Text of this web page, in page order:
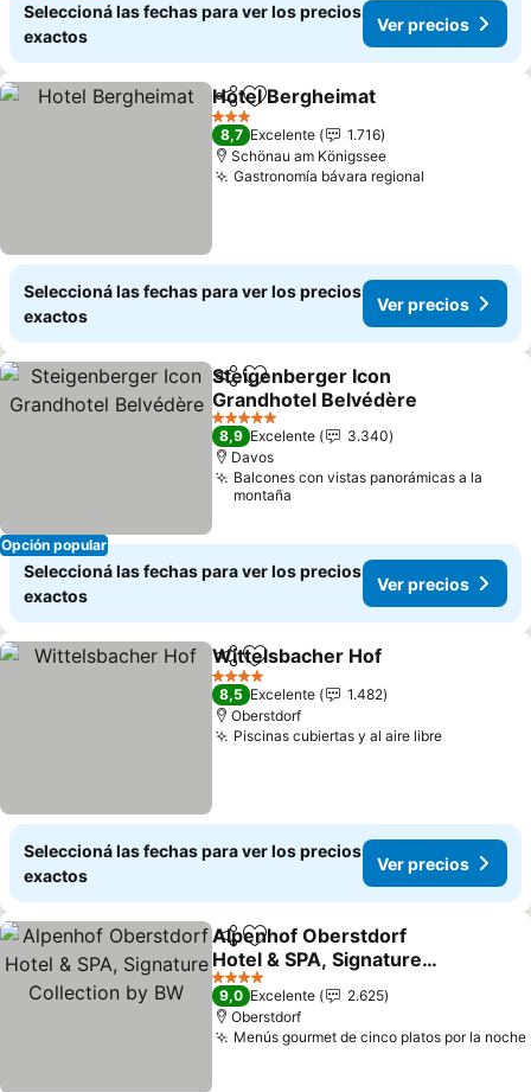
Seleccioná las fechas para ver los precios
exactos
Ver precios
CompartirAñadir a favoritos
Hotel Bergheimat
3 Estrellas
8,7 Excelente
1.716
Schönau am Königssee
Gastronomía bávara regional
Seleccioná las fechas para ver los precios
exactos
Ver precios
Opción popular
CompartirAñadir a favoritos
Steigenberger Icon
Grandhotel Belvédère
5 Estrellas
8,9 Excelente
3.340
Davos
Balcones con vistas panorámicas a la
montaña
Seleccioná las fechas para ver los precios
exactos
Ver precios
CompartirAñadir a favoritos
Wittelsbacher Hof
4 Estrellas
8,5 Excelente
1.482
Oberstdorf
Piscinas cubiertas y al aire libre
Seleccioná las fechas para ver los precios
exactos
Ver precios
CompartirAñadir a favoritos
Alpenhof Oberstdorf
Hotel & SPA, Signature
Collection by BW
4 Estrellas
9,0 Excelente
2.625
Oberstdorf
Menús gourmet de cinco platos por la noche